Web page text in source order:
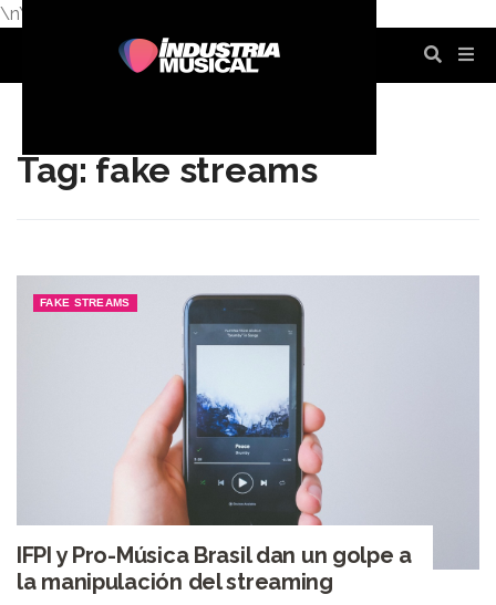
\n\n
Tag: fake streams
FAKE STREAMS
IFPI y Pro-Música Brasil dan un golpe a
la manipulación del streaming